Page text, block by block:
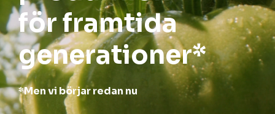
för framtida
generationer*
*Men vi börjar redan nu